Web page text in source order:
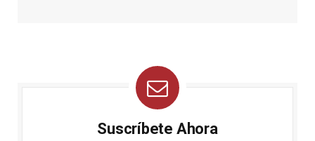
Suscríbete Ahora